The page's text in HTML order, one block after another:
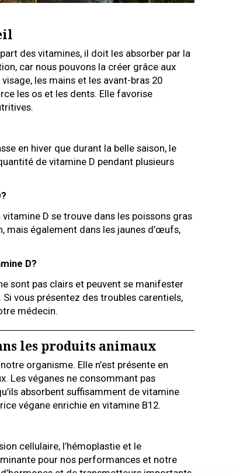
des vitamines, il doit les absorber par la
car nous pouvons la créer grâce aux
les mains et les avant-bras 20
les os et les dents. Elle favorise
en hiver que durant la belle saison, le
de vitamine D pendant plusieurs
D se trouve dans les poissons gras
mais également dans les jaunes d’œufs,
D?
sont pas clairs et peuvent se manifester
vous présentez des troubles carentiels,
médecin.
les produits animaux
organisme. Elle n’est présente en
Les véganes ne consommant pas
absorbent suffisamment de vitamine
végane enrichie en vitamine B12.
cellulaire, l’hémoplastie et le
pour nos performances et notre